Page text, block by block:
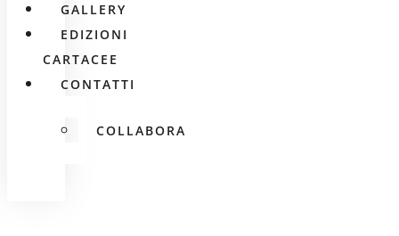
GALLERY
EDIZIONI
CARTACEE
CONTATTI
COLLABORA